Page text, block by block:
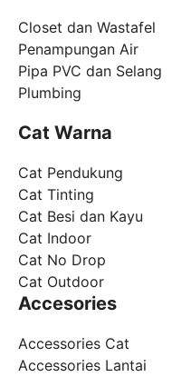
Closet dan Wastafel
Penampungan Air
Pipa PVC dan Selang
Plumbing
Cat Warna
Cat Pendukung
Cat Tinting
Cat Besi dan Kayu
Cat Indoor
Cat No Drop
Cat Outdoor
Accesories
Accessories Cat
Accessories Lantai